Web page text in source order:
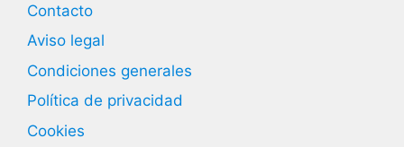
Contacto
Aviso legal
Condiciones generales
Política de privacidad
Cookies